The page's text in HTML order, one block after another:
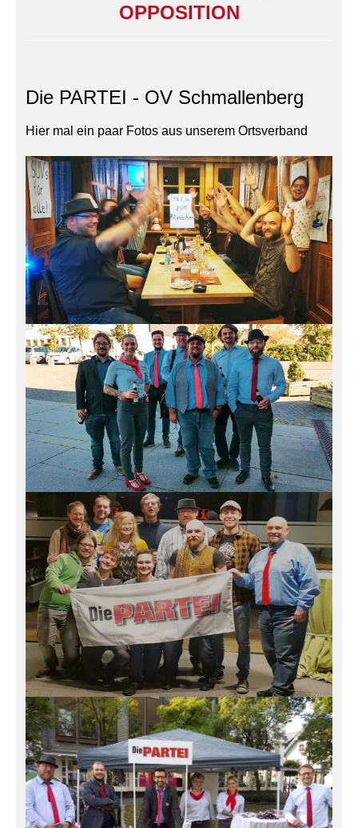
OPPOSITION
Die PARTEI - OV Schmallenberg
Hier mal ein paar Fotos aus unserem Ortsverband